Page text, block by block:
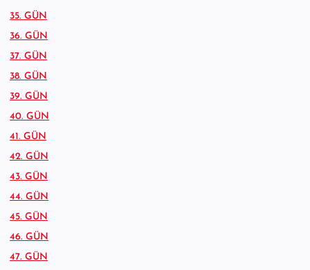
35. GÜN
36. GÜN
37. GÜN
38. GÜN
39. GÜN
40. GÜN
41. GÜN
42. GÜN
43. GÜN
44. GÜN
45. GÜN
46. GÜN
47. GÜN